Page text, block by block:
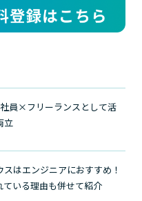
員×フリーランスとして活
立
スはエンジニアにおすすめ！
ている理由も併せて紹介